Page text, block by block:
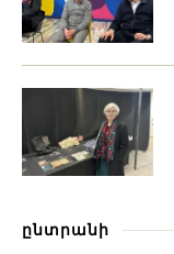
ընտրանի